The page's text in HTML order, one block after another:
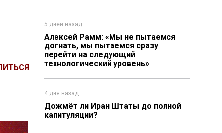
5 дней назад
Алексей Рамм: «Мы не пытаемся
догнать, мы пытаемся сразу
перейти на следующий
технологический уровень»
4 дня назад
Дожмёт ли Иран Штаты до полной
капитуляции?